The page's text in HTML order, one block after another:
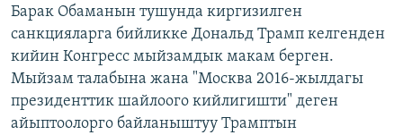
Барак Обаманын тушунда киргизилген
санкцияларга бийликке Дональд Трамп келгенден
кийин Конгресс мыйзамдык макам берген.
Мыйзам талабына жана "Москва 2016-жылдагы
президенттик шайлоого кийлигишти" деген
айыптоолорго байланыштуу Трамптын